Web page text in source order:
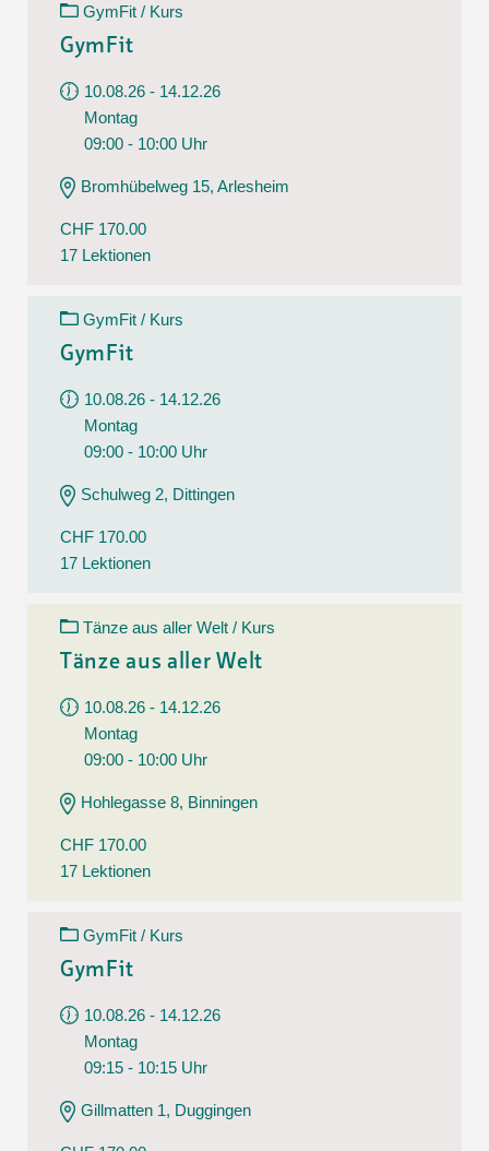
GymFit / Kurs
GymFit
10.08.26 - 14.12.26
Montag
09:00 - 10:00 Uhr
Bromhübelweg 15, Arlesheim
CHF 170.00
17 Lektionen
GymFit / Kurs
GymFit
10.08.26 - 14.12.26
Montag
09:00 - 10:00 Uhr
Schulweg 2, Dittingen
CHF 170.00
17 Lektionen
Tänze aus aller Welt / Kurs
Tänze aus aller Welt
10.08.26 - 14.12.26
Montag
09:00 - 10:00 Uhr
Hohlegasse 8, Binningen
CHF 170.00
17 Lektionen
GymFit / Kurs
GymFit
10.08.26 - 14.12.26
Montag
09:15 - 10:15 Uhr
Gillmatten 1, Duggingen